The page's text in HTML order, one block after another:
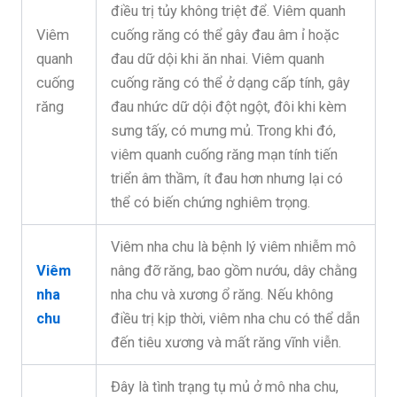
Viêm
quanh
cuống
răng
điều trị tủy không triệt để. Viêm quanh
cuống răng có thể gây đau âm ỉ hoặc
đau dữ dội khi ăn nhai. Viêm quanh
cuống răng có thể ở dạng cấp tính, gây
đau nhức dữ dội đột ngột, đôi khi kèm
sưng tấy, có mưng mủ. Trong khi đó,
viêm quanh cuống răng mạn tính tiến
triển âm thầm, ít đau hơn nhưng lại có
thể có biến chứng nghiêm trọng.
Viêm
nha
chu
Viêm nha chu là bệnh lý viêm nhiễm mô
nâng đỡ răng, bao gồm nướu, dây chằng
nha chu và xương ổ răng. Nếu không
điều trị kịp thời, viêm nha chu có thể dẫn
đến tiêu xương và mất răng vĩnh viễn.
Đây là tình trạng tụ mủ ở mô nha chu,